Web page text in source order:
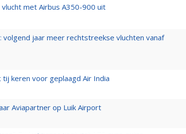
met Airbus A350-900 uit
volgend jaar meer rechtstreekse vluchten vanaf
keren voor geplaagd Air India
Aviapartner op Luik Airport